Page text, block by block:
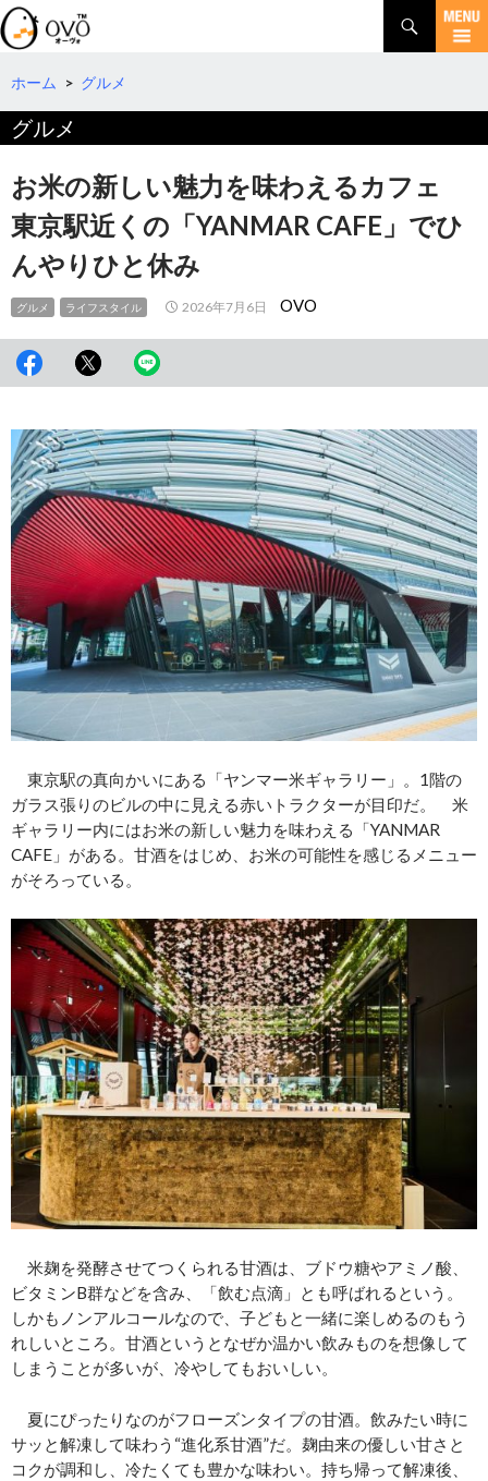
検
索
コ
テ
ツ
へ
動
ホーム > グルメ
グルメ
お米の新しい魅力を味わえるカフェ
東京駅近くの「YANMAR CAFE」でひ
んやりひと休み
グルメ ライフスタイル 2026年7月6日 OVO
東京駅の真向かいにある「ヤンマー米ギャラリー」。1階の
ガラス張りのビルの中に見える赤いトラクターが目印だ。 米
ギャラリー内にはお米の新しい魅力を味わえる「YANMAR
CAFE」がある。甘酒をはじめ、お米の可能性を感じるメニュー
がそろっている。
米麹を発酵させてつくられる甘酒は、ブドウ糖やアミノ酸、
ビタミンB群などを含み、「飲む点滴」とも呼ばれるという。
しかもノンアルコールなので、子どもと一緒に楽しめるのもう
れしいところ。甘酒というとなぜか温かい飲みものを想像して
しまうことが多いが、冷やしてもおいしい。
夏にぴったりなのがフローズンタイプの甘酒。飲みたい時に
サッと解凍して味わう“進化系甘酒”だ。麹由来の優しい甘さと
コクが調和し、冷たくても豊かな味わい。持ち帰って解凍後、